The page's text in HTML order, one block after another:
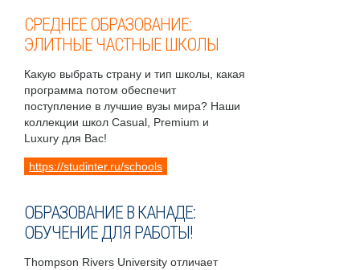
СРЕДНЕЕ ОБРАЗОВАНИЕ:
ЭЛИТНЫЕ ЧАСТНЫЕ ШКОЛЫ
Какую выбрать страну и тип школы, какая
программа потом обеспечит
поступление в лучшие вузы мира? Наши
коллекции школ Casual, Premium и
Luxury для Вас!
https://studinter.ru/schools
ОБРАЗОВАНИЕ В КАНАДЕ:
ОБУЧЕНИЕ ДЛЯ РАБОТЫ!
Thompson Rivers University отличает